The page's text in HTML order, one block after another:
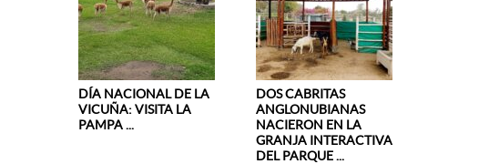
DÍA NACIONAL DE LA
VICUÑA: VISITA LA
PAMPA ...
DOS CABRITAS
ANGLONUBIANAS
NACIERON EN LA
GRANJA INTERACTIVA
DEL PARQUE ...